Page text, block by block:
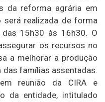
da reforma agrária em
será realizada de forma
15h30 às 16h30. O
os recursos no
a melhorar a produção
das famílias assentadas.
reunião da CIRA e
da entidade, intitulado